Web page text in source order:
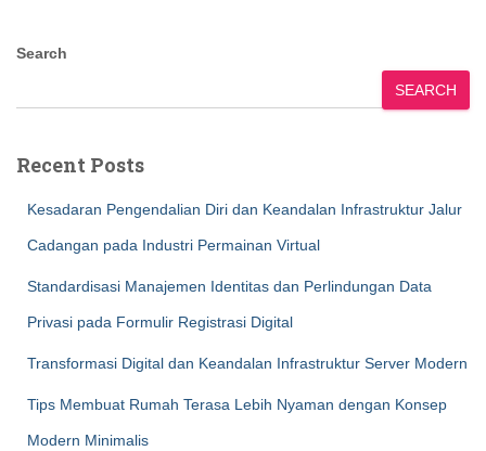
Search
SEARCH
Recent Posts
Kesadaran Pengendalian Diri dan Keandalan Infrastruktur Jalur
Cadangan pada Industri Permainan Virtual
Standardisasi Manajemen Identitas dan Perlindungan Data
Privasi pada Formulir Registrasi Digital
Transformasi Digital dan Keandalan Infrastruktur Server Modern
Tips Membuat Rumah Terasa Lebih Nyaman dengan Konsep
Modern Minimalis